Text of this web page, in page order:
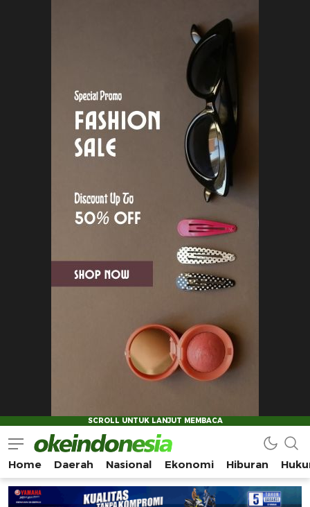
Okeindonesia.Online
Mengonlinekan Indonesia Secara Utuh
Home Daerah Nasional Ekonomi Hiburan